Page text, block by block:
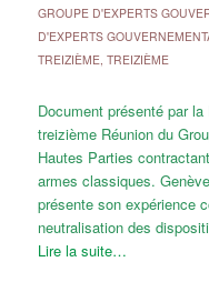
GROUPE D'EXPERTS
D'EXPERTS
TREIZIÈME, TREIZIÈME
Document présenté par
treizième Réunion du
Hautes Parties
armes classiques.
présente son expérience
neutralisation des
Lire la suite…